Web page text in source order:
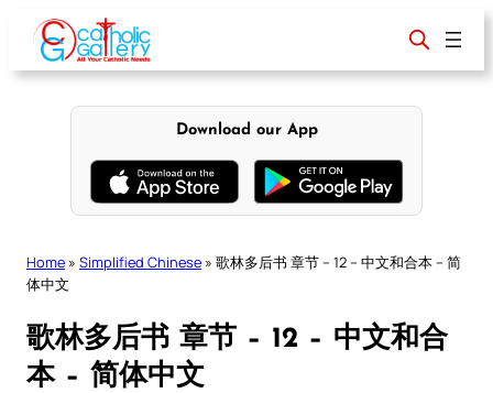
content
Download our App
Home » Simplified Chinese » 歌林多后书 章节 – 12 – 中文和合本 – 简
体中文
歌林多后书 章节 – 12 – 中文和合
本 – 简体中文